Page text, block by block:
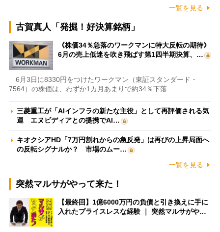
一覧を見る
古賀真人「発掘！好決算銘柄」
《株価34％急落のワークマンに特大反転の期待》
6月の売上低迷を吹き飛ばす第1四半期決算、…
6月3日に8330円をつけたワークマン（東証スタンダード・
7564）の株価は、わずか1カ月あまりで約34％下落…
三菱重工が「AIインフラの新たな主役」として再評価される気
運 エヌビディアとの提携でAI…
キオクシアHD「7万円割れからの急反発」は再びの上昇局面へ
の反転シグナルか？ 市場のムー…
一覧を見る
突然マルサがやって来た！
【最終回】1億6000万円の負債と引き換えに手に
入れたプライスレスな経験 ｜ 突然マルサがや…